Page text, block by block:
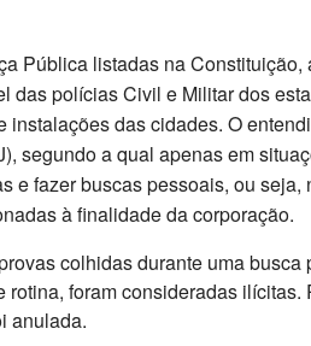
Pública listadas na Constituição,
das polícias Civil e Militar dos
das cidades. O
segundo a qual apenas em
e fazer buscas pessoais, ou seja,
à finalidade da corporação.
colhidas durante uma busca
foram consideradas ilícitas.
anulada.